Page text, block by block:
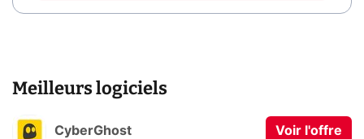
Meilleurs logiciels
CyberGhost Voir l'offre